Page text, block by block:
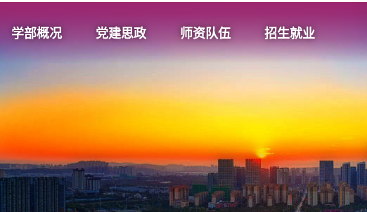
学部概况 党建思政 师资队伍 招生就业